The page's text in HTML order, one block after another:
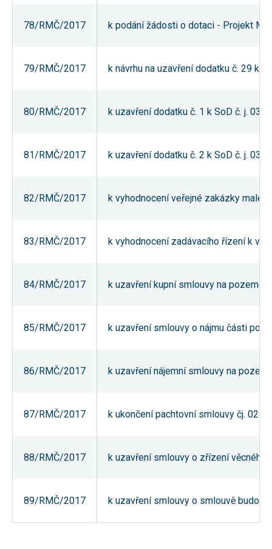
78/RMČ/2017 k podání žádosti o dotaci - Projekt
79/RMČ/2017 k návrhu na uzavření dodatku č. 29
80/RMČ/2017 k uzavření dodatku č. 1 k SoD č. j.
81/RMČ/2017 k uzavření dodatku č. 2 k SoD č. j.
82/RMČ/2017 k vyhodnocení veřejné zakázky
83/RMČ/2017 k vyhodnocení zadávacího řízení k
84/RMČ/2017 k uzavření kupní smlouvy na pozemek
85/RMČ/2017 k uzavření smlouvy o nájmu části
86/RMČ/2017 k uzavření nájemní smlouvy na
87/RMČ/2017 k ukončení pachtovní smlouvy čj.
88/RMČ/2017 k uzavření smlouvy o zřízení věcného
89/RMČ/2017 k uzavření smlouvy o smlouvě
a reklam